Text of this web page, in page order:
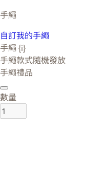
手繩
自訂我的手繩
手繩 {i}
手繩款式隨機發放
手繩禮品
數量